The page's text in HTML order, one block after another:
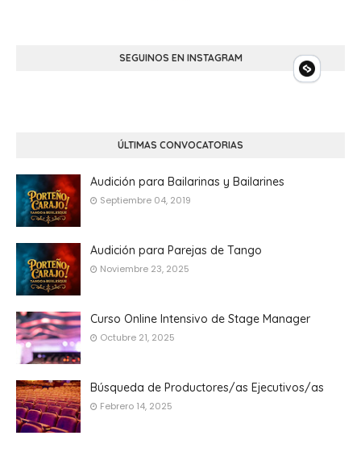
SEGUINOS EN INSTAGRAM
ÚLTIMAS CONVOCATORIAS
Audición para Bailarinas y Bailarines
Septiembre 04, 2019
Audición para Parejas de Tango
Noviembre 23, 2025
Curso Online Intensivo de Stage Manager
Octubre 21, 2025
Búsqueda de Productores/as Ejecutivos/as
Febrero 14, 2025